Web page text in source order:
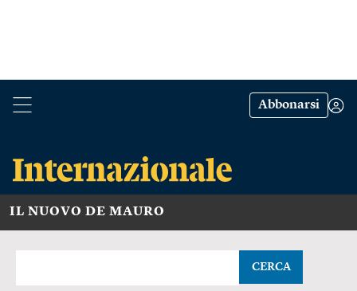
Abbonarsi
IL NUOVO DE MAURO
CERCA